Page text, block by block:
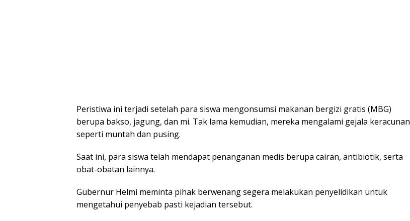
Peristiwa ini terjadi setelah para siswa mengonsumsi makanan bergizi gratis (MBG)
berupa bakso, jagung, dan mi. Tak lama kemudian, mereka mengalami gejala keracunan
seperti muntah dan pusing.
Saat ini, para siswa telah mendapat penanganan medis berupa cairan, antibiotik, serta
obat-obatan lainnya.
Gubernur Helmi meminta pihak berwenang segera melakukan penyelidikan untuk
mengetahui penyebab pasti kejadian tersebut.